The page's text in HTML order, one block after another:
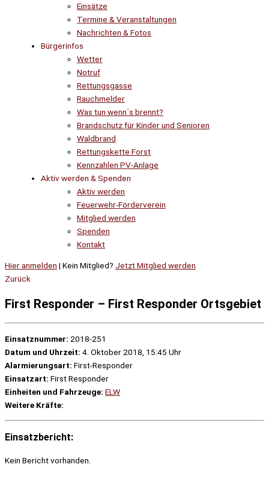
Einsätze
Termine & Veranstaltungen
Nachrichten & Fotos
Bürgerinfos
Wetter
Notruf
Rettungsgasse
Rauchmelder
Was tun wenn´s brennt?
Brandschutz für Kinder und Senioren
Waldbrand
Rettungskette Forst
Kennzahlen PV-Anlage
Aktiv werden & Spenden
Aktiv werden
Feuerwehr-Förderverein
Mitglied werden
Spenden
Kontakt
Hier anmelden | Kein Mitglied? Jetzt Mitglied werden
Zurück
First Responder – First Responder Ortsgebiet
Einsatznummer: 2018-251
Datum und Uhrzeit: 4. Oktober 2018, 15:45 Uhr
Alarmierungsart: First-Responder
Einsatzart: First Responder
Einheiten und Fahrzeuge: ELW
Weitere Kräfte:
Einsatzbericht:
Kein Bericht vorhanden.